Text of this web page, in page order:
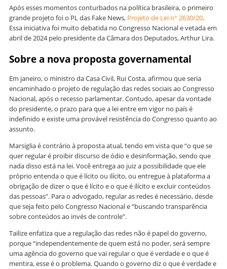
Após esses momentos conturbados na política brasileira, o primeiro
grande projeto foi o PL das Fake News, Projeto de Lei n° 2630/20.
Essa iniciativa foi muito debatida no Congresso Nacional e vetada em
abril de 2024 pelo presidente da Câmara dos Deputados, Arthur Lira.
Sobre a nova proposta governamental
Em janeiro, o ministro da Casa Civil, Rui Costa, afirmou que seria
encaminhado o projeto de regulação das redes sociais ao Congresso
Nacional, após o recesso parlamentar. Contudo, apesar da vontade
do presidente, o prazo para que a lei entre em vigor no país é
indefinido e existe uma provável resistência do Congresso quanto ao
assunto.
Marsiglia é contrário à proposta atual, tendo em vista que “o que se
quer regular é proibir discurso de ódio e desinformação, sendo que
nada disso está na lei. Você entrega ao juiz a possibilidade que ele
próprio entenda o que é lícito ou ilícito, ou entregue à plataforma a
obrigação de dizer o que é lícito e o que é ilícito e excluir conteúdos
das pessoas”. Para o advogado, regular as redes é necessário, desde
que seja feito pelo Congresso Nacional e “buscando transparência
sobre conteúdos ao invés de controle”.
Tailize enfatiza que a regulação das redes não é papel do governo,
porque “independentemente de quem está no poder, será sempre
uma agência do governo que vai regular o que é verdade e o que é
mentira, esse é o problema. Quando o governo diz o que é verdade e